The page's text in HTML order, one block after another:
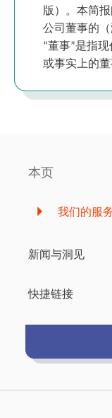
版）。本简
公司董事的
“董事”是指
或事实上的董
本页
我们的服
新闻与洞见
快捷链接